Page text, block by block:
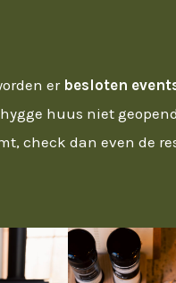
er besloten
huus niet
check dan even de